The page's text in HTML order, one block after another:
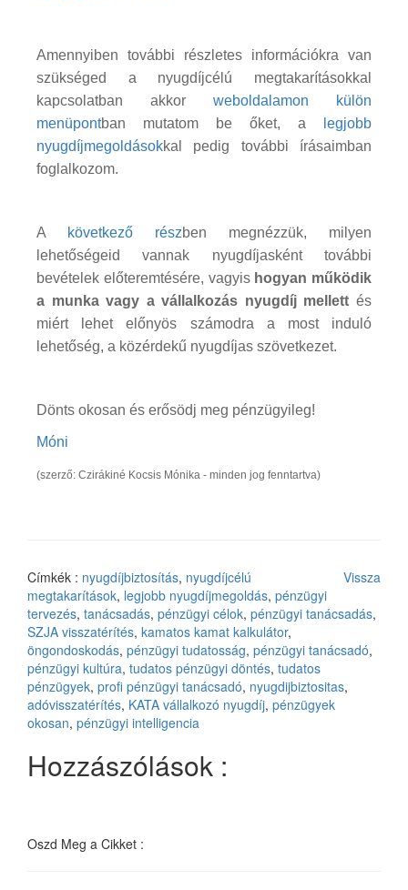
Amennyiben további részletes információkra van
szükséged a nyugdíjcélú megtakarításokkal
kapcsolatban akkor weboldalamon külön
menüpontban mutatom be őket, a
legjobb
nyugdíjmegoldásokkal pedig további írásaimban
foglalkozom.
A következő részben megnézzük, milyen
lehetőségeid vannak nyugdíjasként további
bevételek előteremtésére, vagyis hogyan működik
a munka vagy a vállalkozás nyugdíj mellett és
miért lehet előnyös számodra a most induló
lehetőség, a közérdekű nyugdíjas szövetkezet.
Dönts okosan és erősödj meg pénzügyileg!
Móni
(szerző: Czirákiné Kocsis Mónika - minden jog fenntartva)
Vissza
Címkék : nyugdíjbiztosítás, nyugdíjcélú
megtakarítások, legjobb nyugdíjmegoldás, pénzügyi
tervezés, tanácsadás, pénzügyi célok, pénzügyi tanácsadás,
SZJA visszatérítés, kamatos kamat kalkulátor,
öngondoskodás, pénzügyi tudatosság, pénzügyi tanácsadó,
pénzügyi kultúra, tudatos pénzügyi döntés, tudatos
pénzügyek, profi pénzügyi tanácsadó, nyugdijbiztositas,
adóvisszatérítés, KATA vállalkozó nyugdíj, pénzügyek
okosan, pénzügyi intelligencia
Hozzászólások :
Oszd Meg a Cikket :